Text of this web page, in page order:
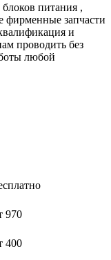
питания ,
фирменные запчасти
и
проводить без
любой
970
400